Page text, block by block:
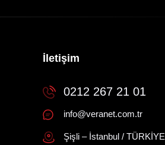
İletişim
0212 267 21 01
info@veranet.com.tr
Şişli – İstanbul / TÜRKİYE